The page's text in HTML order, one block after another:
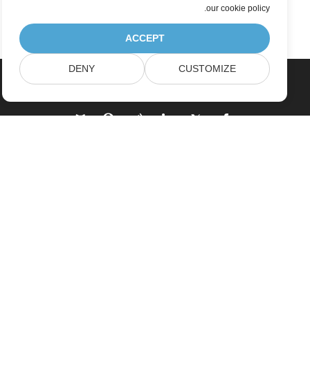
our cookie policy
.
ACCEPT
CUSTOMIZE
DENY